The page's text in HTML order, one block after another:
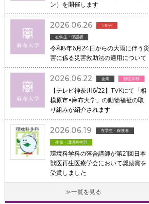
ン）を開催します
2026.06.26 NEW
在学生・保護者
令和8年6月24日からの大雨に伴う災
害に係る災害救助法の適用について
2026.06.22 企業 獣医学部
【テレビ神奈川6/22】TVKにて「相
模原市×麻布大学」の動物福祉の取
り組みが紹介されます
2026.06.19 在学生・保護者
生命・環境科学部
環境科学科の落合講師が第21回日本
獣医再生医療学会において奨励賞を
受賞しました
一覧を見る